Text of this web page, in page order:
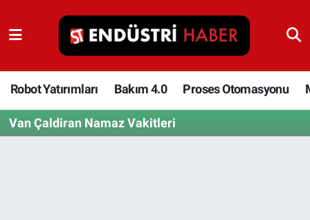
Robot Yatırımları Bakım 4.0 Proses Otomasyonu
Van Çaldiran Namaz Vakitleri
Robot Yatırımları
Bakım 4.0
Proses Otomasyonu